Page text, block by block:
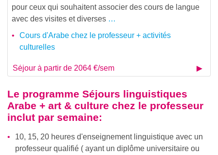
pour ceux qui souhaitent associer des cours de langue
avec des visites et diverses …
Cours d'Arabe chez le professeur + activités
culturelles
Séjour à partir de 2064 €/sem
Le programme Séjours linguistiques
Arabe + art & culture chez le professeur
inclut par semaine:
10, 15, 20 heures d'enseignement linguistique avec un
professeur qualifié ( ayant un diplôme universitaire ou